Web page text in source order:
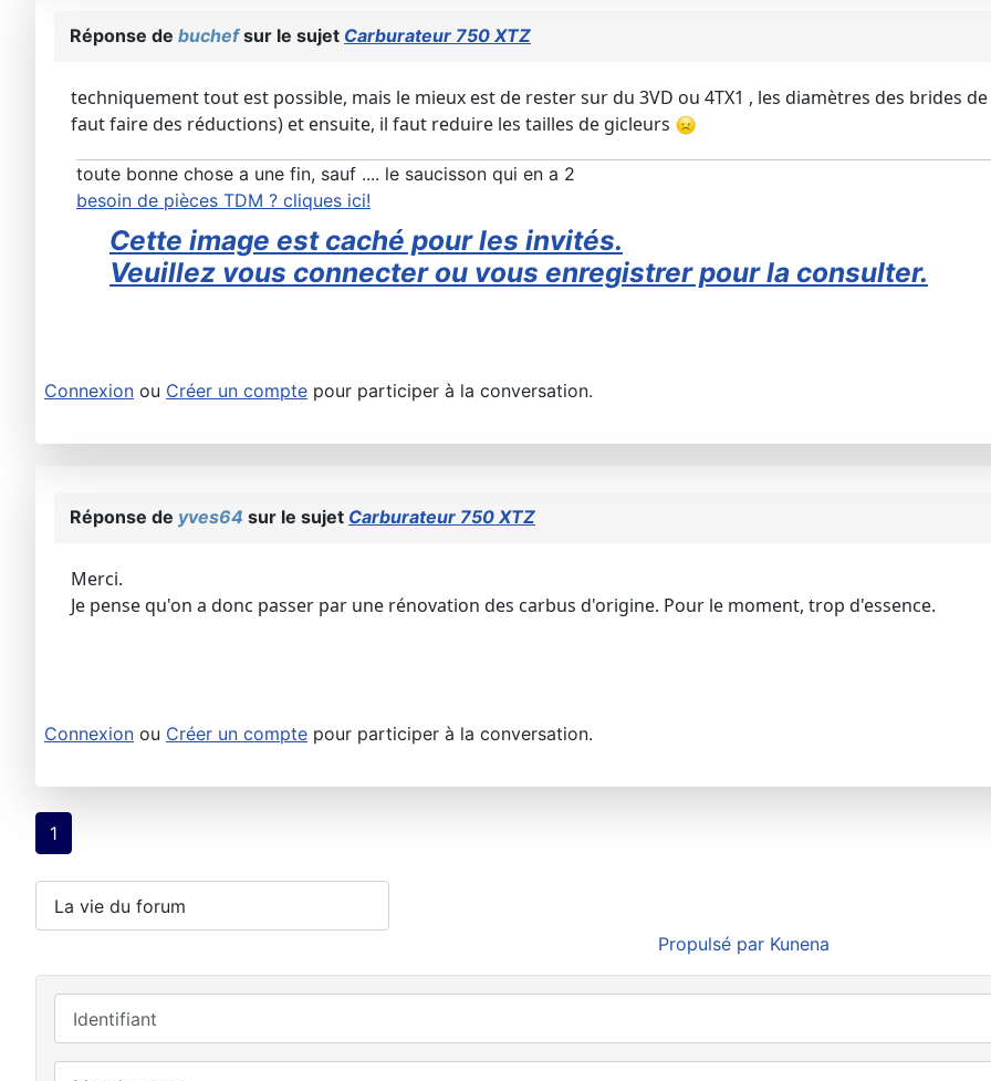
Réponse de buchefsur le sujet Carburateur 750 XTZ
techniquement tout est possible, mais le mieux est de rester sur du 3VD ou 4TX1 , les diamètres des brides
faut faire des réductions) et ensuite, il faut reduire les tailles de gicleurs
toute bonne chose a une fin, sauf .... le saucisson qui en a 2
besoin de pièces TDM ? cliques ici!
Cette image est caché pour les invités.
Veuillez vous connecter ou vous enregistrer pour la consulter.
Connexion ou Créer un compte pour participer à la conversation.
Réponse de yves64 sur le sujet Carburateur 750 XTZ
Merci.
Je pense qu'on a donc passer par une rénovation des carbus d'origine. Pour le moment, trop d'essence.
Connexion ou Créer un compte pour participer à la conversation.
1
Propulsé par Kunena